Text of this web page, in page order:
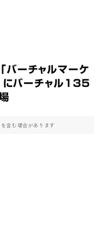
バーチャルマーケ
バーチャル135
含む場合があります